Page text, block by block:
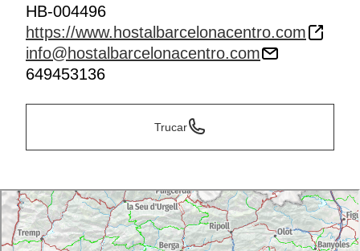
HB-004496
https://www.hostalbarcelonacentro.com
info@hostalbarcelonacentro.com
649453136
Trucar